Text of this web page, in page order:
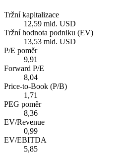
Tržní kapitalizace
12,59 mld. USD
Tržní hodnota podniku (EV)
13,53 mld. USD
P/E poměr
9,91
Forward P/E
8,04
Price-to-Book (P/B)
1,71
PEG poměr
8,36
EV/Revenue
0,99
EV/EBITDA
5,85